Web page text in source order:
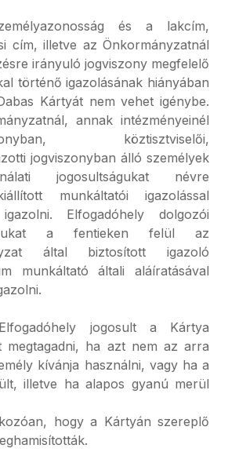
és a lakcím,
cím, illetve az Önkormányzatnál
irányuló jogviszony megfelelő
történő igazolásának hiányában
Kártyát nem vehet igénybe.
annak intézményeinél
köztisztviselői,
jogviszonyban álló személyek
jogosultságukat névre
munkáltatói igazolással
Elfogadóhely dolgozói
a fentieken felül az
által biztosított igazoló
munkáltató általi aláíratásával
jogosult a Kártya
megtagadni, ha azt nem az arra
kívánja használni, vagy ha a
illetve ha alapos gyanú merül
hogy a Kártyán szereplő